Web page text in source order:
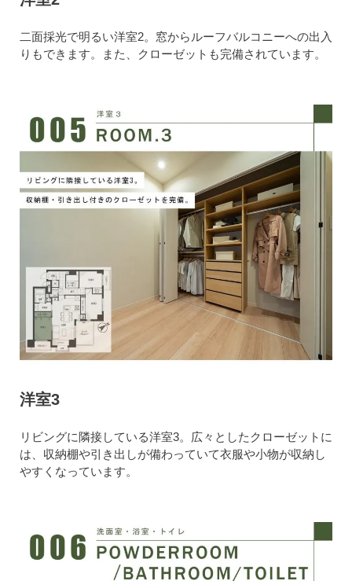
二面採光で明るい洋室2。窓からルーフバルコニーへの出入
りもできます。また、クローゼットも完備されています。
洋室3
リビングに隣接している洋室3。広々としたクローゼットに
は、収納棚や引き出しが備わっていて衣服や小物が収納し
やすくなっています。